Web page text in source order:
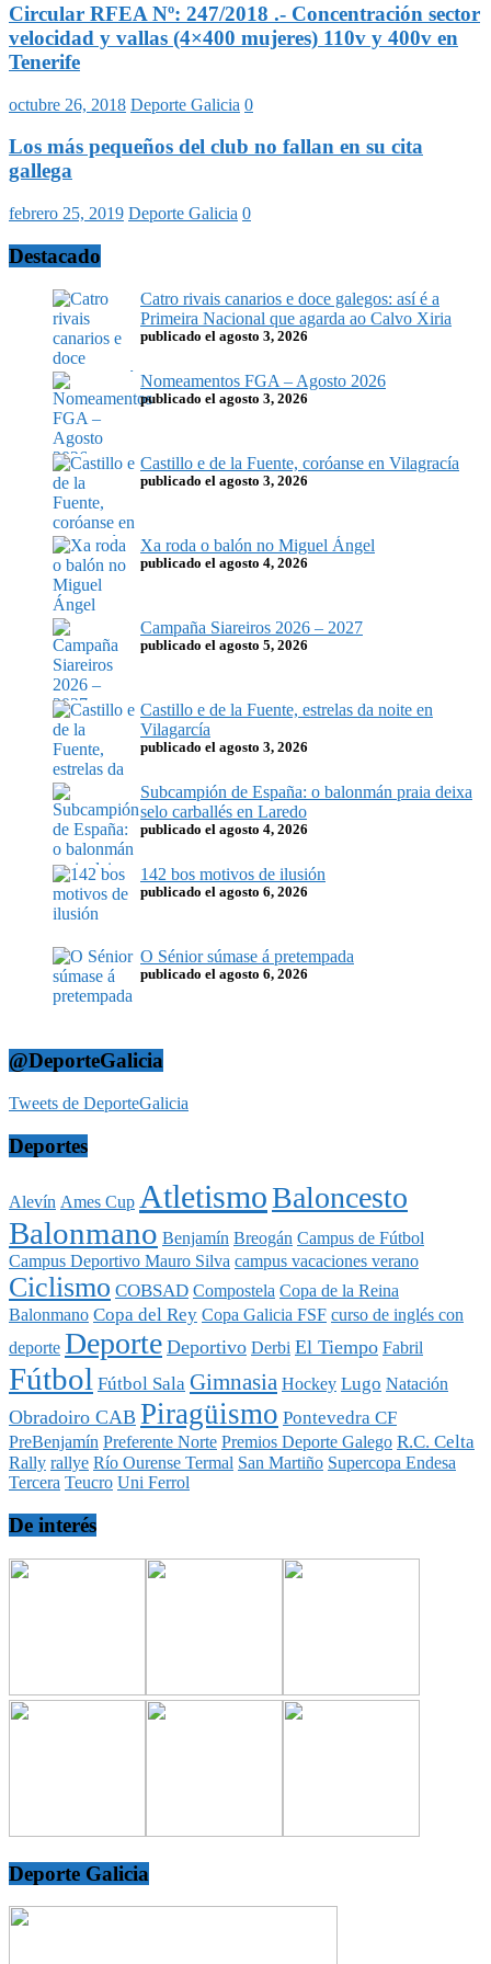
Circular RFEA Nº: 247/2018 .- Concentración sector
velocidad y vallas (4×400 mujeres) 110v y 400v en
Tenerife
octubre 26, 2018 Deporte Galicia 0
Los más pequeños del club no fallan en su cita
gallega
febrero 25, 2019 Deporte Galicia 0
Destacado
Catro rivais canarios e doce galegos: así é a
Primeira Nacional que agarda ao Calvo Xiria
publicado el agosto 3, 2026
Nomeamentos FGA – Agosto 2026
publicado el agosto 3, 2026
Castillo e de la Fuente, coróanse en Vilagracía
publicado el agosto 3, 2026
Xa roda o balón no Miguel Ángel
publicado el agosto 4, 2026
Campaña Siareiros 2026 – 2027
publicado el agosto 5, 2026
Castillo e de la Fuente, estrelas da noite en
Vilagarcía
publicado el agosto 3, 2026
Subcampión de España: o balonmán praia deixa
selo carballés en Laredo
publicado el agosto 4, 2026
142 bos motivos de ilusión
publicado el agosto 6, 2026
O Sénior súmase á pretempada
publicado el agosto 6, 2026
@DeporteGalicia
Tweets de DeporteGalicia
Deportes
Alevín Ames Cup AtletismoBaloncesto
Balonmano Benjamín Breogán Campus de Fútbol
Campus Deportivo Mauro Silva campus vacaciones verano
Ciclismo COBSAD Compostela Copa de la Reina
Balonmano Copa del Rey Copa Galicia FSF curso de inglés con
deporte Deporte Deportivo Derbi El Tiempo Fabril
Fútbol Fútbol Sala Gimnasia Hockey Lugo Natación
Obradoiro CAB Piragüismo Pontevedra CF
PreBenjamín Preferente Norte Premios Deporte Galego R.C. Celta
Rally rallye Río Ourense Termal San Martiño Supercopa Endesa
Tercera Teucro Uni Ferrol
De interés
Deporte Galicia